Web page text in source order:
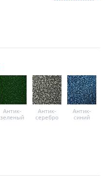
Антик-
зеленый
Антик-
серебро
Антик-
синий